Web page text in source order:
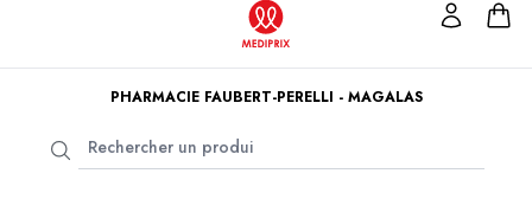
PHARMACIE FAUBERT-PERELLI - MAGALAS